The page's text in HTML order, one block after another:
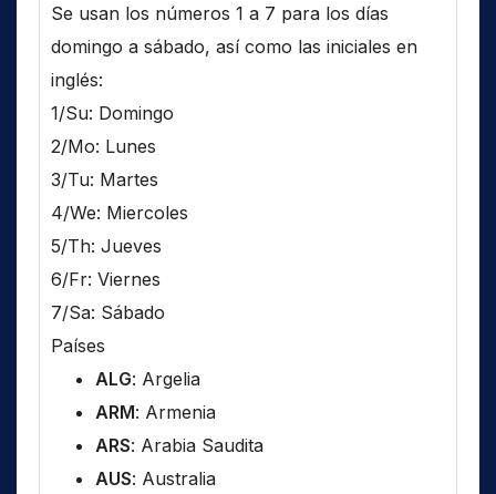
Se usan los números 1 a 7 para los días
domingo a sábado, así como las iniciales en
inglés:
1/Su: Domingo
2/Mo: Lunes
3/Tu: Martes
4/We: Miercoles
5/Th: Jueves
6/Fr: Viernes
7/Sa: Sábado
Países
ALG: Argelia
ARM: Armenia
ARS: Arabia Saudita
AUS: Australia